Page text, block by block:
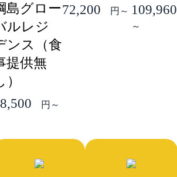
島グロー
ルレジ
ンス（食
提供無
）
円～
72,200
円～ 109,960
～